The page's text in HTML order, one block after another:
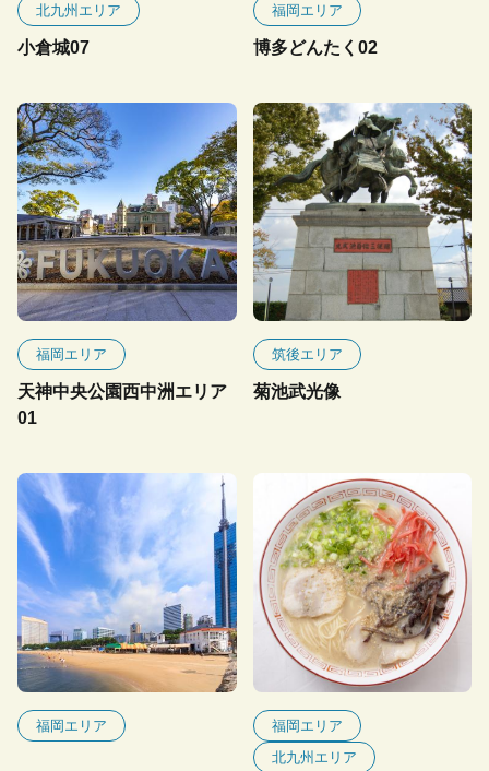
北九州エリア
小倉城07
福岡エリア
博多どんたく02
福岡エリア
天神中央公園西中洲エリア
01
筑後エリア
菊池武光像
福岡エリア
福岡エリア
北九州エリア